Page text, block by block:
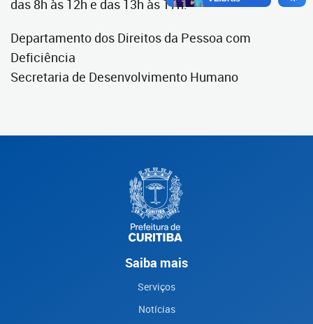
das 8h às 12h e das 13h às 17h.
Departamento dos Direitos da Pessoa com
Deficiência
Secretaria de Desenvolvimento Humano
Saiba mais
Serviços
Notícias